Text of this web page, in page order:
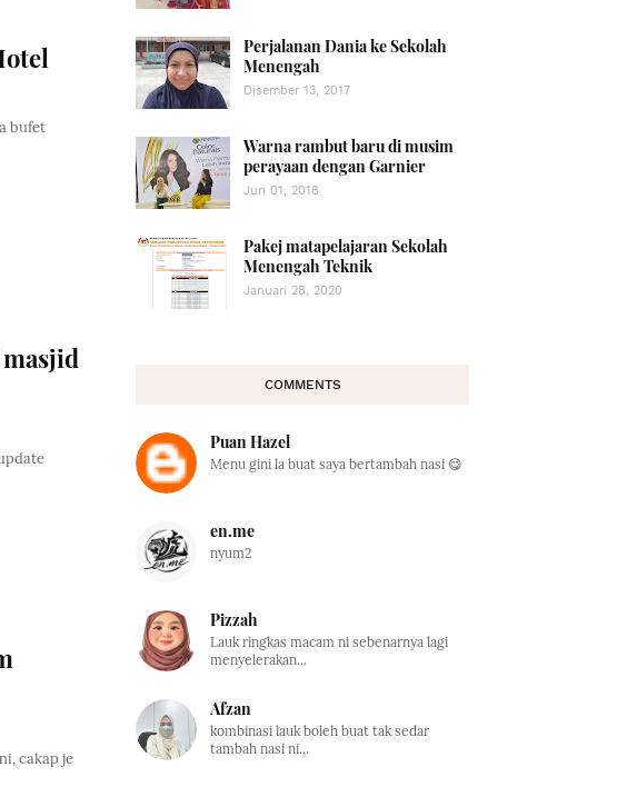
bufet
cakap je
Perjalanan Dania ke Sekolah
Menengah
Disember 13, 2017
Warna rambut baru di musim
perayaan dengan Garnier
Jun 01, 2018
Pakej matapelajaran Sekolah
Menengah Teknik
Januari 28, 2020
COMMENTS
Puan Hazel
Menu gini la buat saya bertambah nasi 😋
en.me
nyum2
Pizzah
Lauk ringkas macam ni sebenarnya lagi
menyelerakan...
Afzan
kombinasi lauk boleh buat tak sedar
tambah nasi ni...